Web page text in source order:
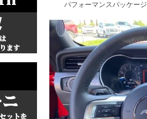
パフォーマンスパッケー